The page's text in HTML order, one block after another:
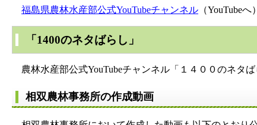
福島県農林水産部公式YouTubeチャンネル （YouTubeへ）
「1400のネタばらし」
農林水産部公式YouTubeチャンネル「１４００のネタ
相双農林事務所の作成動画